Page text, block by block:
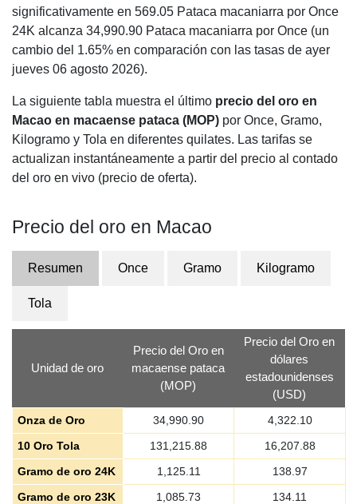
significativamente en 569.05 Pataca macaniarra por Once
24K alcanza 34,990.90 Pataca macaniarra por Once (un
cambio del 1.65% en comparación con las tasas de ayer
jueves 06 agosto 2026).
La siguiente tabla muestra el último precio del oro en
Macao en macaense pataca (MOP) por Once, Gramo,
Kilogramo y Tola en diferentes quilates. Las tarifas se
actualizan instantáneamente a partir del precio al contado
del oro en vivo (precio de oferta).
Precio del oro en Macao
Resumen Once Gramo Kilogramo
Tola
Unidad de oro
Precio del Oro en
macaense pataca
(MOP)
Precio del Oro en
dólares
estadounidenses
(USD)
Onza de Oro 34,990.90
4,322.10
10 Oro Tola
131,215.88
16,207.88
Gramo de oro 24K
1,125.11
138.97
Gramo de oro 23K
1,085.73
134.11